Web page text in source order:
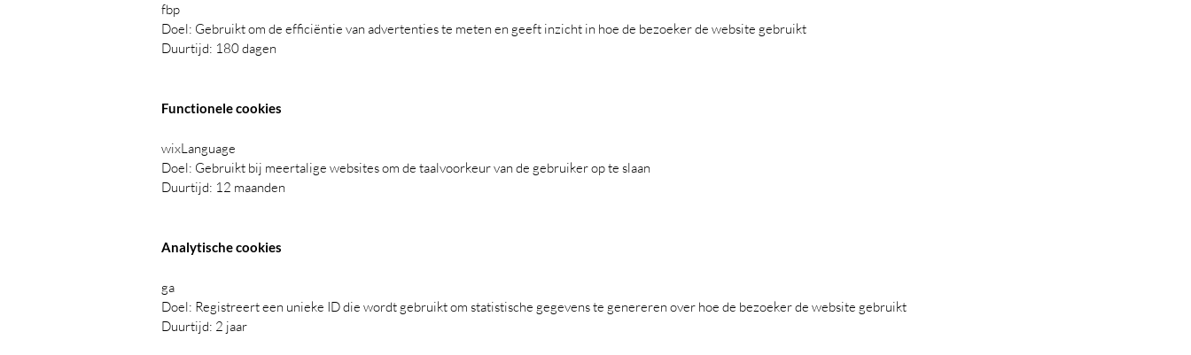
fbp
Doel: Gebruikt om de efficiëntie van advertenties te meten en geeft inzicht in hoe de bezoeker de website gebruikt
Duurtijd: 180 dagen
Functionele cookies
wixLanguage
Doel: Gebruikt bij meertalige websites om de taalvoorkeur van de gebruiker op te slaan
Duurtijd: 12 maanden
Analytische cookies
ga
Doel: Registreert een unieke ID die wordt gebruikt om statistische gegevens te genereren over hoe de bezoeker de website gebruikt
Duurtijd: 2 jaar